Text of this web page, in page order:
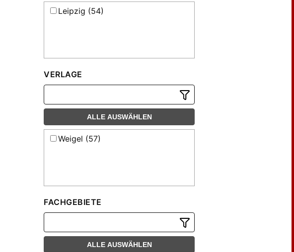
Leipzig (54)
VERLAGE
ALLE AUSWÄHLEN
Weigel (57)
FACHGEBIETE
ALLE AUSWÄHLEN